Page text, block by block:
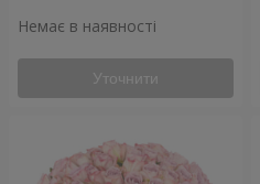
Немає в наявності
Уточнити